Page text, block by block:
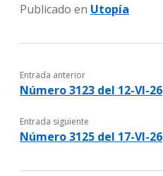
Publicado en Utopía
Entrada anterior
Número 3123 del 12-VI-26
Entrada siguiente
Número 3125 del 17-VI-26